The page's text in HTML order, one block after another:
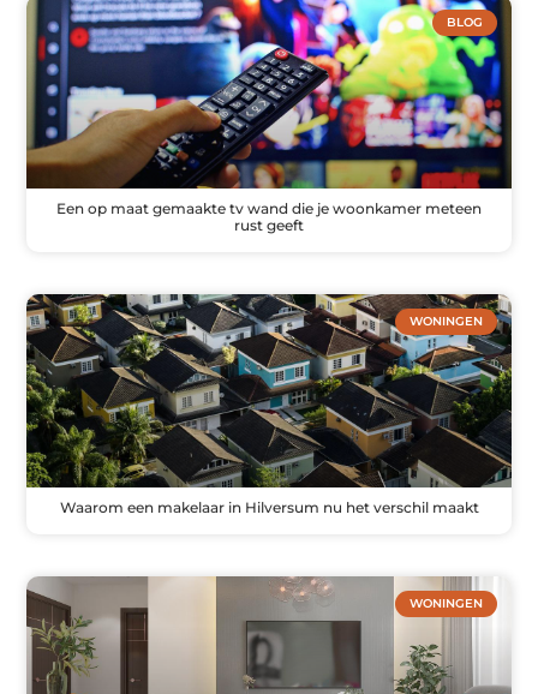
BLOG
Een op maat gemaakte tv wand die je woonkamer meteen
rust geeft
WONINGEN
Waarom een makelaar in Hilversum nu het verschil maakt
WONINGEN